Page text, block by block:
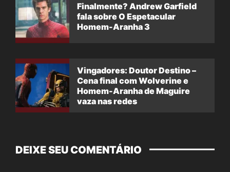
Finalmente? Andrew Garfield
fala sobre O Espetacular
Homem-Aranha 3
Vingadores: Doutor Destino –
Cena final com Wolverine e
Homem-Aranha de Maguire
vaza nas redes
DEIXE SEU COMENTÁRIO